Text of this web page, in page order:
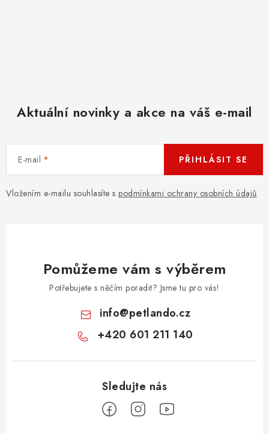
Aktuální novinky a akce na váš e-mail
E-mail
Vložením e-mailu souhlasíte s podmínkami ochrany osobních údajů
PŘIHLÁSIT SE
Pomůžeme vám s výběrem
Potřebujete s něčím poradit? Jsme tu pro vás!
info@petlando.cz
+420 601 211 140